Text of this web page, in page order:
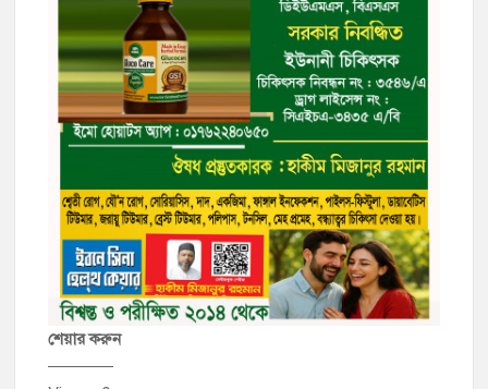
শেয়ার করুন
————